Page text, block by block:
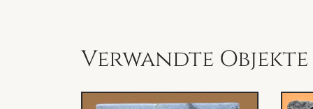
Verwandte Objekte